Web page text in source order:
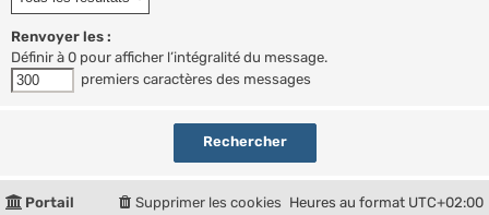
Renvoyer les :
Définir à 0 pour afficher l’intégralité du message.
premiers caractères des messages
Portail Heures au format UTC+02:00
Supprimer les cookies